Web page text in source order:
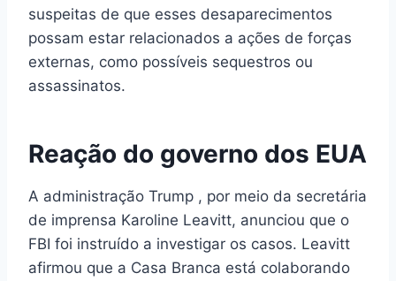
suspeitas de que esses desaparecimentos
possam estar relacionados a ações de forças
externas, como possíveis sequestros ou
assassinatos.
Reação do governo dos EUA
A administração Trump , por meio da secretária
de imprensa Karoline Leavitt, anunciou que o
FBI foi instruído a investigar os casos. Leavitt
afirmou que a Casa Branca está colaborando